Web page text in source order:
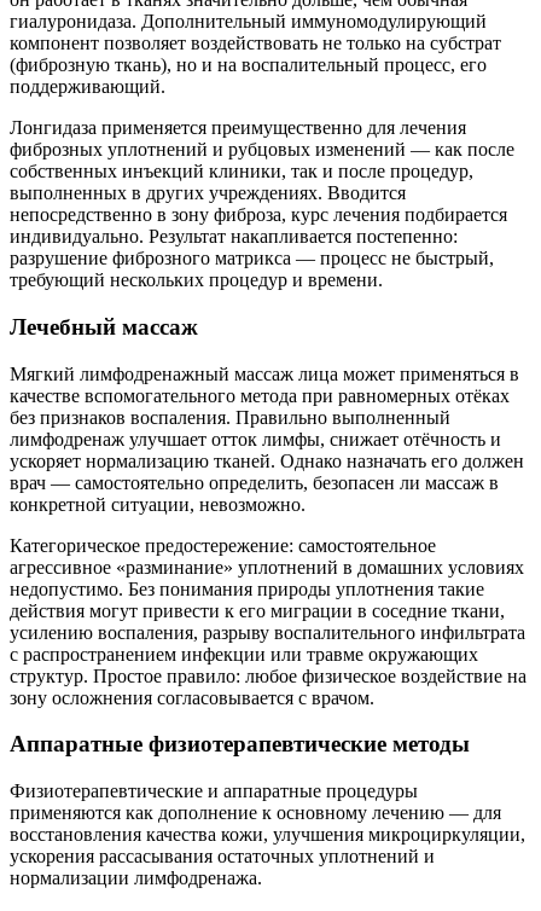
гиалуронидаза. Дополнительный иммуномодулирующий
компонент позволяет воздействовать не только на субстрат
(фиброзную ткань), но и на воспалительный процесс, его
поддерживающий.
Лонгидаза применяется преимущественно для лечения
фиброзных уплотнений и рубцовых изменений — как после
собственных инъекций клиники, так и после процедур,
выполненных в других учреждениях. Вводится
непосредственно в зону фиброза, курс лечения подбирается
индивидуально. Результат накапливается постепенно:
разрушение фиброзного матрикса — процесс не быстрый,
требующий нескольких процедур и времени.
Лечебный массаж
Мягкий лимфодренажный массаж лица может применяться в
качестве вспомогательного метода при равномерных отёках
без признаков воспаления. Правильно выполненный
лимфодренаж улучшает отток лимфы, снижает отёчность и
ускоряет нормализацию тканей. Однако назначать его должен
врач — самостоятельно определить, безопасен ли массаж в
конкретной ситуации, невозможно.
Категорическое предостережение: самостоятельное
агрессивное «разминание» уплотнений в домашних условиях
недопустимо. Без понимания природы уплотнения такие
действия могут привести к его миграции в соседние ткани,
усилению воспаления, разрыву воспалительного инфильтрата
с распространением инфекции или травме окружающих
структур. Простое правило: любое физическое воздействие на
зону осложнения согласовывается с врачом.
Аппаратные физиотерапевтические методы
Физиотерапевтические и аппаратные процедуры
применяются как дополнение к основному лечению — для
восстановления качества кожи, улучшения микроциркуляции,
ускорения рассасывания остаточных уплотнений и
нормализации лимфодренажа.